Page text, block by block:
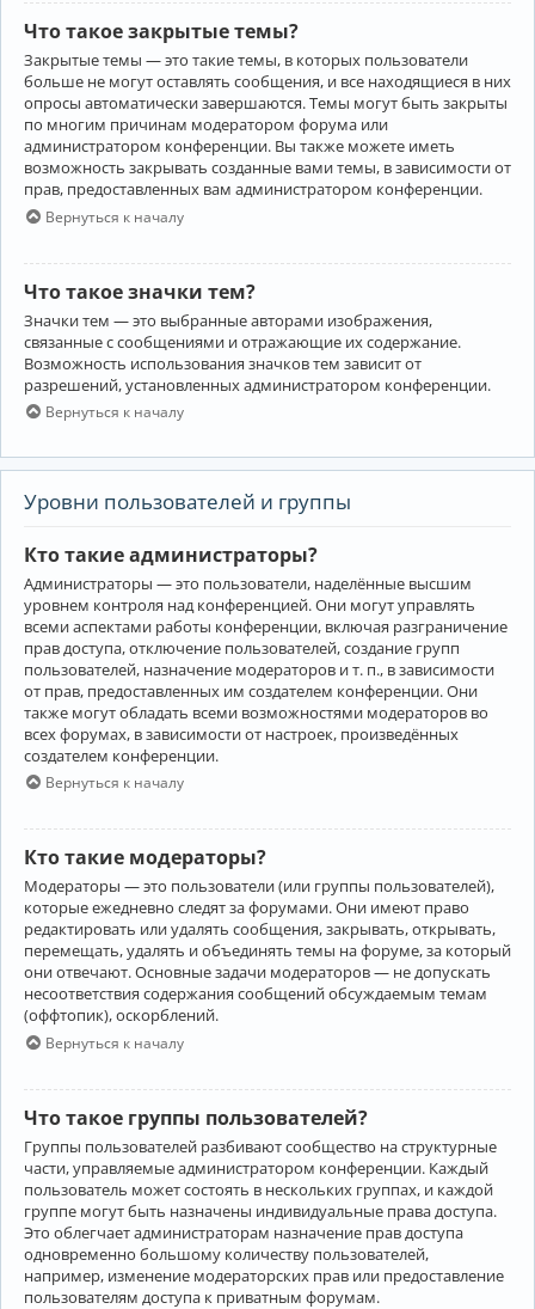
Что такое закрытые темы?
Закрытые темы — это такие темы, в которых пользователи
больше не могут оставлять сообщения, и все находящиеся в них
опросы автоматически завершаются. Темы могут быть закрыты
по многим причинам модератором форума или
администратором конференции. Вы также можете иметь
возможность закрывать созданные вами темы, в зависимости от
прав, предоставленных вам администратором конференции.
Вернуться к началу
Что такое значки тем?
Значки тем — это выбранные авторами изображения,
связанные с сообщениями и отражающие их содержание.
Возможность использования значков тем зависит от
разрешений, установленных администратором конференции.
Вернуться к началу
Уровни пользователей и группы
Кто такие администраторы?
Администраторы — это пользователи, наделённые высшим
уровнем контроля над конференцией. Они могут управлять
всеми аспектами работы конференции, включая разграничение
прав доступа, отключение пользователей, создание групп
пользователей, назначение модераторов и т. п., в зависимости
от прав, предоставленных им создателем конференции. Они
также могут обладать всеми возможностями модераторов во
всех форумах, в зависимости от настроек, произведённых
создателем конференции.
Вернуться к началу
Кто такие модераторы?
Модераторы — это пользователи (или группы пользователей),
которые ежедневно следят за форумами. Они имеют право
редактировать или удалять сообщения, закрывать, открывать,
перемещать, удалять и объединять темы на форуме, за который
они отвечают. Основные задачи модераторов — не допускать
несоответствия содержания сообщений обсуждаемым темам
(оффтопик), оскорблений.
Вернуться к началу
Что такое группы пользователей?
Группы пользователей разбивают сообщество на структурные
части, управляемые администратором конференции. Каждый
пользователь может состоять в нескольких группах, и каждой
группе могут быть назначены индивидуальные права доступа.
Это облегчает администраторам назначение прав доступа
одновременно большому количеству пользователей,
например, изменение модераторских прав или предоставление
пользователям доступа к приватным форумам.